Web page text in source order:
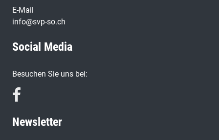
E-Mail
info@svp-so.ch
Social Media
Besuchen Sie uns bei:
Newsletter